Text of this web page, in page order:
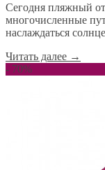
Сегодня пляжный
многочисленные
наслаждаться
Читать далее →
- 70%